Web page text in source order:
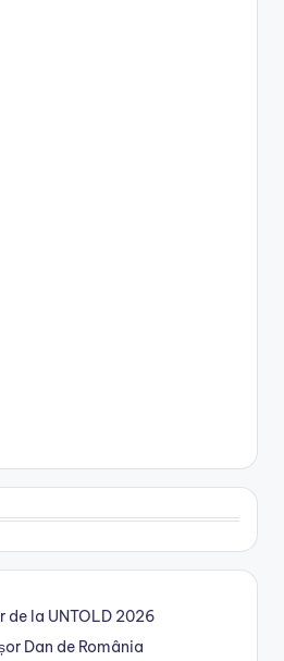
la UNTOLD 2026
Dan de România